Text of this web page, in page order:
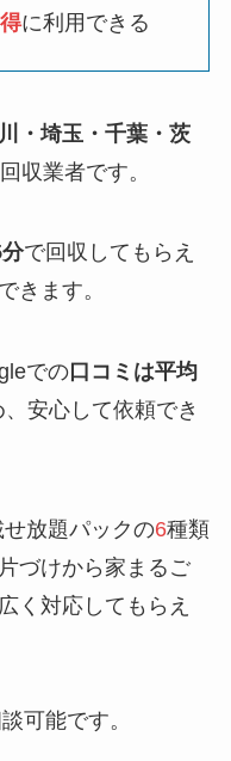
に利用できる
・埼玉・千葉・茨
収業者です。
で回収してもらえ
きます。
での口コミは平均
安心して依頼でき
放題パックの6種類
づけから家まるご
く対応してもらえ
可能です。